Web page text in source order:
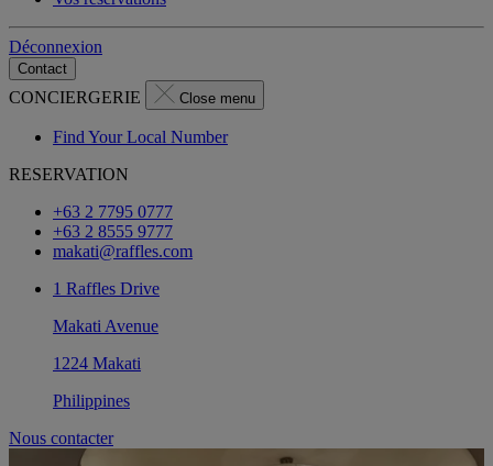
Déconnexion
Contact
CONCIERGERIE Close menu
Find Your Local Number
RESERVATION
+63 2 7795 0777
+63 2 8555 9777
makati@raffles.com
1 Raffles Drive
Makati Avenue
1224 Makati
Philippines
Nous contacter